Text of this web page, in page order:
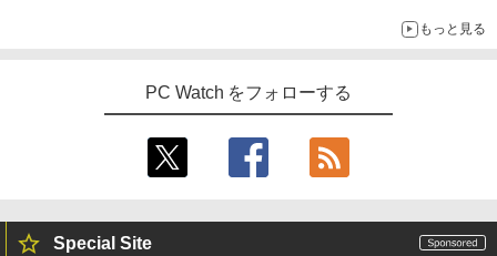
もっと見る
PC Watch をフォローする
Special Site